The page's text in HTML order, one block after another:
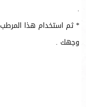
.
* ثم استخدام هذا
وجهك .